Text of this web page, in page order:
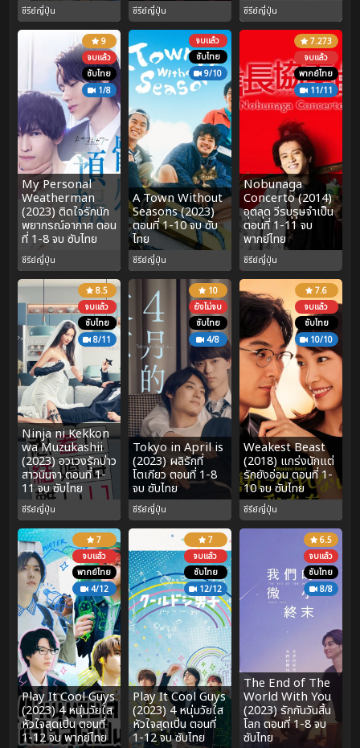
ซีรีย์ญี่ปุ่น ซีรีย์ญี่ปุ่น ซีรีย์ญี่ปุ่น
9
จบแล้ว
ซับไทย
1/8
My Personal
Weatherman
(2023) ติดใจรักนัก
พยากรณ์อากาศ ตอน
ที่ 1-8 จบ ซับไทย
ซีรีย์ญี่ปุ่น
จบแล้ว
ซับไทย
9/10
A Town Without
Seasons (2023)
ตอนที่ 1-10 จบ ซับ
ไทย
ซีรีย์ญี่ปุ่น
7.273
จบแล้ว
พากย์ไทย
11/11
Nobunaga
Concerto (2014)
อุตลุด วีรบุรุษจำเป็น
ตอนที่ 1-11 จบ
พากย์ไทย
ซีรีย์ญี่ปุ่น
8.5
จบแล้ว
ซับไทย
8/11
Ninja ni Kekkon
wa Muzukashii
(2023) อวเวงรักบ่าว
สาวนินจา ตอนที่ 1-
11 จบ ซับไทย
ซีรีย์ญี่ปุ่น
10
ยังไม่จบ
ซับไทย
4/8
Tokyo in April is
(2023) ผลิรักที่
โตเกียว ตอนที่ 1-8
จบ ซับไทย
ซีรีย์ญี่ปุ่น
7.6
จบแล้ว
ซับไทย
10/10
Weakest Beast
(2018) แกร่งนักแต่
รักยังอ่อน ตอนที่ 1-
10 จบ ซับไทย
ซีรีย์ญี่ปุ่น
7
จบแล้ว
พากย์ไทย
4/12
Play It Cool Guys
(2023) 4 หนุ่มวัยใส
หัวใจสุดเปิ่น ตอนที่
1-12 จบ พากย์ไทย
7
จบแล้ว
ซับไทย
12/12
Play It Cool Guys
(2023) 4 หนุ่มวัยใส
หัวใจสุดเปิ่น ตอนที่
1-12 จบ ซับไทย
6.5
จบแล้ว
ซับไทย
8/8
The End of The
World With You
(2023) รักกันวันสิ้น
โลก ตอนที่ 1-8 จบ
ซับไทย